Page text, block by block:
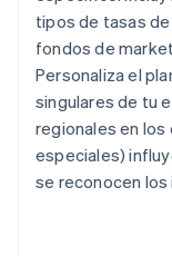
tipos de tasas
fondos de
Personaliza el
singulares de tu
regionales en
especiales)
se reconocen los